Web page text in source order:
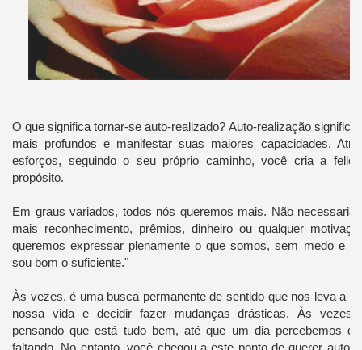
O que significa tornar-se auto-realizado? Auto-realização
mais profundos e manifestar suas maiores capacidades.
esforços, seguindo o seu próprio caminho, você cria a
propósito.
Em graus variados, todos nós queremos mais. Não
mais reconhecimento, prêmios, dinheiro ou qualquer
queremos expressar plenamente o que somos, sem medo e
sou bom o suficiente."
Às vezes, é uma busca permanente de sentido que nos leva a
nossa vida e decidir fazer mudanças drásticas. Às vezes,
pensando que está tudo bem, até que um dia percebemos
faltando. No entanto, você chegou a este ponto de querer auto-